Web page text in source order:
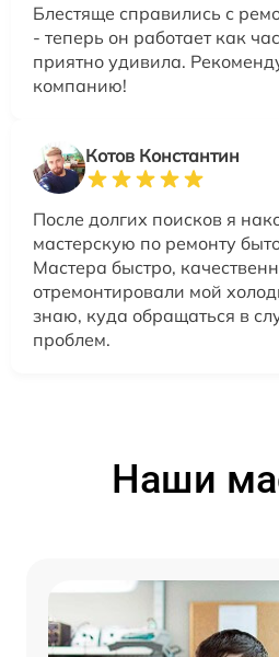
Блестяще справились с
- теперь он работает как
приятно удивила.
компанию!
Котов Константин
После долгих поисков я
мастерскую по ремонту
Мастера быстро,
отремонтировали мой
знаю, куда обращаться в
проблем.
Наши